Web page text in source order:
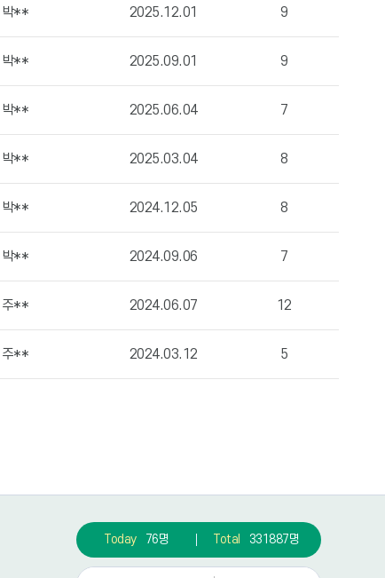
박** 2025.12.01 9
박** 2025.09.01 9
박** 2025.06.04 7
박** 2025.03.04 8
박** 2024.12.05 8
박** 2024.09.06 7
주** 2024.06.07 12
주** 2024.03.12 5
Today 76명 Total 331887명